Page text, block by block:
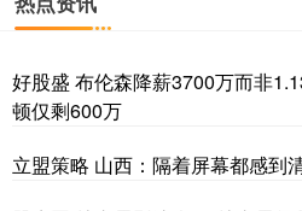
好股盛 布伦森降薪3700万而非
顿仅剩600万
立盟策略 山西：隔着屏幕都感到